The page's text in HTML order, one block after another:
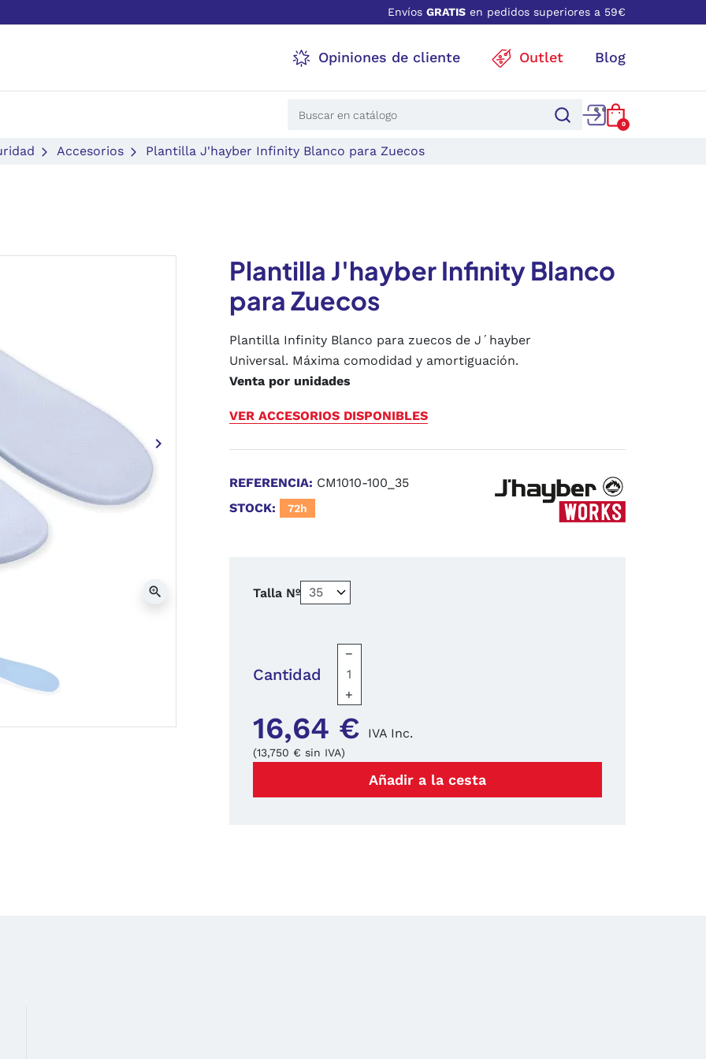
Envíos GRATIS en pedidos superiores a 59€
Opiniones de cliente Outlet Blog
0
Accesorios Plantilla J'hayber Infinity Blanco para Zuecos
Siguiente
keyboard_arrow_right
zoom_in
Plantilla J'hayber Infinity Blanco
para Zuecos
Plantilla Infinity Blanco para zuecos de J´hayber
Universal. Máxima comodidad y amortiguación.
Venta por unidades
VER ACCESORIOS DISPONIBLES
REFERENCIA: CM1010-100_35
STOCK:
72h
Talla Nº
Cantidad
−
+
16,64 € IVA Inc.
(13,750 € sin IVA)
Añadir a la cesta